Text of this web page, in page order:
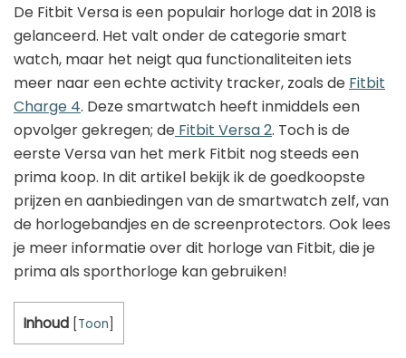
Smartwatches
Horloge voor kinderen
Gezondheidshorloge
Golfhorloge
Accessoires
Vergelijk
Reviews
Amazfit
Apple
Fitbit
Garmin
Huawei
Polar
Samsung
Suunto
Nieuws
Persbericht
Training
Contact
De Fitbit Versa is een populair horloge dat in 2018 is
gelanceerd. Het valt onder de categorie smart
watch, maar het neigt qua functionaliteiten iets
meer naar een echte activity tracker, zoals de Fitbit
Charge 4. Deze smartwatch heeft inmiddels een
opvolger gekregen; de Fitbit Versa 2. Toch is de
eerste Versa van het merk Fitbit nog steeds een
prima koop. In dit artikel bekijk ik de goedkoopste
prijzen en aanbiedingen van de smartwatch zelf, van
de horlogebandjes en de screenprotectors. Ook lees
je meer informatie over dit horloge van Fitbit, die je
prima als sporthorloge kan gebruiken!
Inhoud [Toon]